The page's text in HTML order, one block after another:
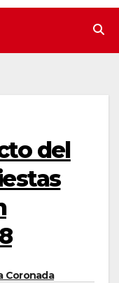
del
Coronada